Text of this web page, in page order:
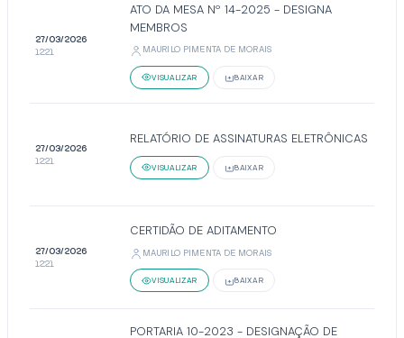
27/03/2026
12:21
ATO DA MESA Nº 14-2025 - DESIGNA
MEMBROS
MAURILO PIMENTA DE MORAIS
VISUALIZAR BAIXAR
27/03/2026
12:21
RELATÓRIO DE ASSINATURAS ELETRÔNICAS
VISUALIZAR BAIXAR
27/03/2026
12:21
CERTIDÃO DE ADITAMENTO
MAURILO PIMENTA DE MORAIS
VISUALIZAR BAIXAR
PORTARIA 10-2023 - DESIGNAÇÃO DE